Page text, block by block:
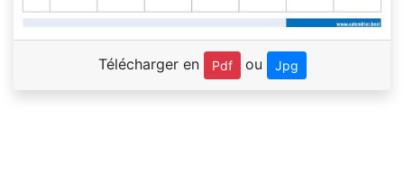
Télécharger en Pdf ou Jpg